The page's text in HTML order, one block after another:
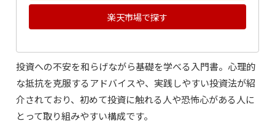
楽天市場で探す
投資への不安を和らげながら基礎を学べる入門書。心理的
な抵抗を克服するアドバイスや、実践しやすい投資法が紹
介されており、初めて投資に触れる人や恐怖心がある人に
とって取り組みやすい構成です。